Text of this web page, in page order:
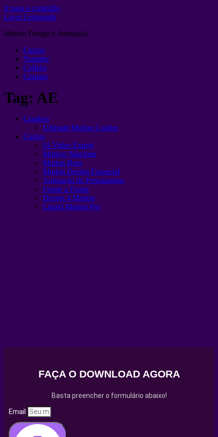
Ir para o conteúdo
Layer Lemonade
Motion Design e Animação
Cursos
Youtube
Collabs
Contato
Tag: AE
Combos
Ultimate Motion Combo
Cursos
IA Video Expert
Motion+Machine
Motion Boss
Motion Design Essencial
Animação de Personagens
Frame a Frame
Design 4 Motion
Liquid Motion Pro
FAÇA O DOWNLOAD AGORA
Basta preencher o formulário abaixo!
Email